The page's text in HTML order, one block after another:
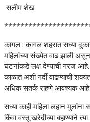
सलीम शेख
कागल : कागल शहरात सध्या
महिलांच्या संख्येत वाढ झाली
घटनांकडे लक्ष देण्याची गरज
काळात अशी गर्दी वाढण्याची
अधिक सतर्क राहणे आवश्यक आहे.
सध्या काही महिला लहान
किंवा वस्तू खरेदीच्या बहाण्याने